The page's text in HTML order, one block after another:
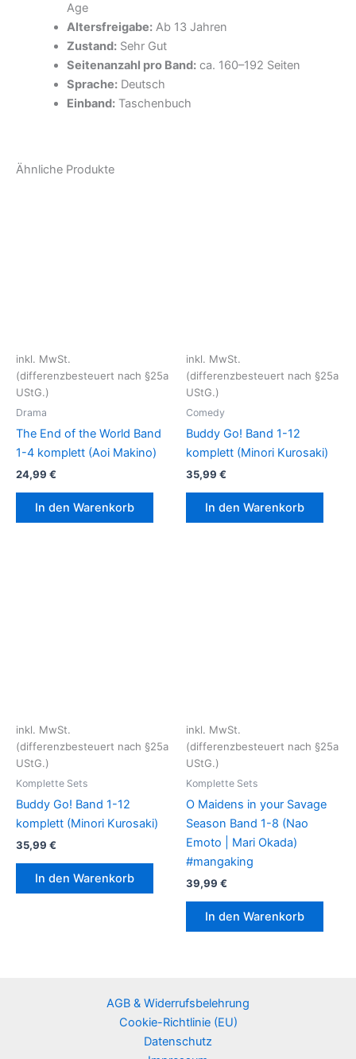
Age
Altersfreigabe:Ab 13 Jahren
Zustand:Sehr Gut
Seitenanzahl pro Band:ca. 160–192 Seiten
Sprache:Deutsch
Einband:Taschenbuch
Ähnliche Produkte
inkl. MwSt.
(differenzbesteuert nach §25a
UStG.)
Drama
The End of the World Band
1-4 komplett (Aoi Makino)
24,99 €
In den Warenkorb
inkl. MwSt.
(differenzbesteuert nach §25a
UStG.)
Comedy
Buddy Go! Band 1-12
komplett (Minori Kurosaki)
35,99 €
In den Warenkorb
inkl. MwSt.
(differenzbesteuert nach §25a
UStG.)
Komplette Sets
Buddy Go! Band 1-12
komplett (Minori Kurosaki)
35,99 €
In den Warenkorb
inkl. MwSt.
(differenzbesteuert nach §25a
UStG.)
Komplette Sets
O Maidens in your Savage
Season Band 1-8 (Nao
Emoto | Mari Okada)
#mangaking
39,99 €
In den Warenkorb
AGB & Widerrufsbelehrung
Cookie-Richtlinie (EU)
Datenschutz